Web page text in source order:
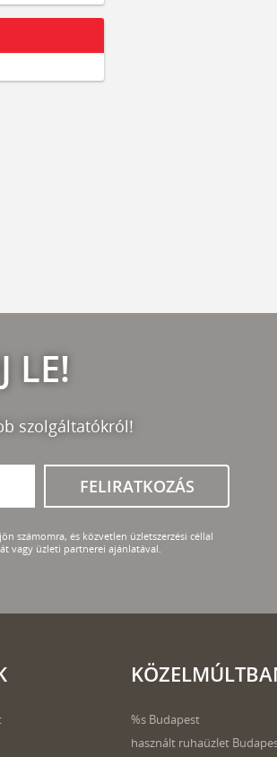
LE!
szolgáltatókról!
FELIRATKOZÁS
számomra, és közvetlen üzletszerzési céllal
vagy üzleti partnerei ajánlatával.
%s Budapest
használt ruhaüzlet